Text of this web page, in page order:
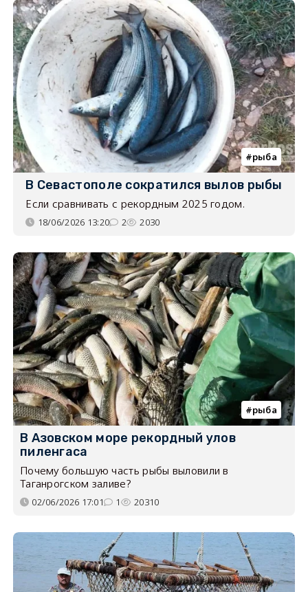
рыба
В Севастополе сократился вылов рыбы
Если сравнивать с рекордным 2025 годом.
18/06/2026 13:20 2 2030
рыба
В Азовском море рекордный улов
пиленгаса
Почему большую часть рыбы выловили в
Таганрогском заливе?
02/06/2026 17:01 1 20310